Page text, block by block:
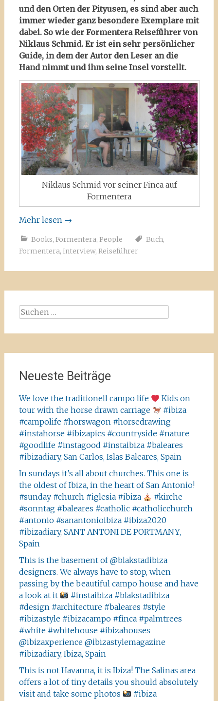
und den Orten der Pityusen, es sind aber auch
immer wieder ganz besondere Exemplare mit
dabei. So wie der Formentera Reiseführer von
Niklaus Schmid. Er ist ein sehr persönlicher
Guide, in dem der Autor den Leser an die
Hand nimmt und ihm seine Insel vorstellt.
Niklaus Schmid vor seiner Finca auf
Formentera
Mehr lesen →
Books, Formentera, People Buch,
Formentera, Interview, Reiseführer
Suchen
nach:
Neueste Beiträge
We love the traditionell campo life
Kids on
tour with the horse drawn carriage
#ibiza
#campolife #horswagon #horsedrawing
#instahorse #ibizapics #countryside #nature
#goodlife #instagood #instaibiza #baleares
#ibizadiary, San Carlos, Islas Baleares, Spain
In sundays it’s all about churches. This one is
the oldest of Ibiza, in the heart of San Antonio!
#sunday #church #iglesia #ibiza
#kirche
#sonntag #baleares #catholic #catholicchurch
#antonio #sanantonioibiza #ibiza2020
#ibizadiary, SANT ANTONI DE PORTMANY,
Spain
This is the basement of @blakstadibiza
designers. We always have to stop, when
passing by the beautiful campo house and have
a look at it
#instaibiza #blakstadibiza
#design #architecture #baleares #style
#ibizastyle #ibizacampo #finca #palmtrees
#white #whitehouse #ibizahouses
@ibizaxperience @ibizastylemagazine
#ibizadiary, Ibiza, Spain
This is not Havanna, it is Ibiza! The Salinas area
offers a lot of tiny details you should absolutely
visit and take some photos
#ibiza